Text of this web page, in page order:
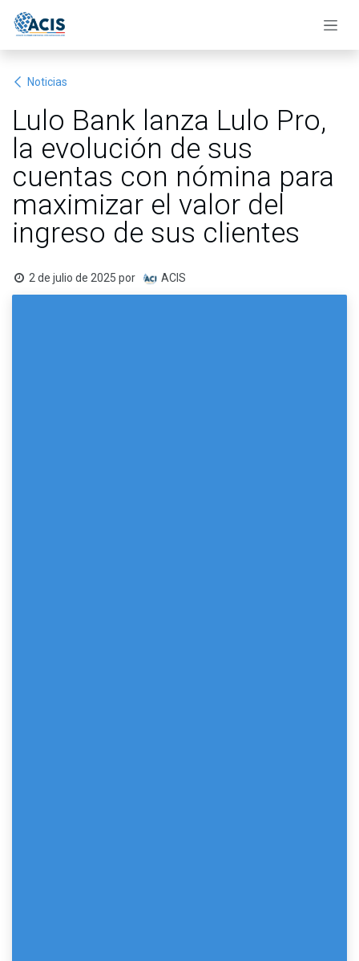
Noticias
Lulo Bank lanza Lulo Pro,
la evolución de sus
cuentas con nómina para
maximizar el valor del
ingreso de sus clientes
2 de julio de 2025 por ACIS